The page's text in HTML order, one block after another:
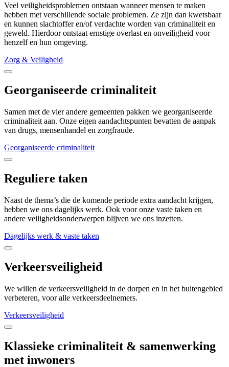
Veel veiligheidsproblemen ontstaan wanneer mensen te maken
hebben met verschillende sociale problemen. Ze zijn dan kwetsbaar
en kunnen slachtoffer en/of verdachte worden van criminaliteit en
geweld. Hierdoor ontstaat ernstige overlast en onveiligheid voor
henzelf en hun omgeving.
Zorg & Veiligheid
Georganiseerde criminaliteit
Samen met de vier andere gemeenten pakken we georganiseerde
criminaliteit aan. Onze eigen aandachtspunten bevatten de aanpak
van drugs, mensenhandel en zorgfraude.
Georganiseerde criminaliteit
Reguliere taken
Naast de thema’s die de komende periode extra aandacht krijgen,
hebben we ons dagelijks werk. Ook voor onze vaste taken en
andere veiligheidsonderwerpen blijven we ons inzetten.
Dagelijks werk & vaste taken
Verkeersveiligheid
We willen de verkeersveiligheid in de dorpen en in het buitengebied
verbeteren, voor alle verkeersdeelnemers.
Verkeersveiligheid
Klassieke criminaliteit & samenwerking
met inwoners